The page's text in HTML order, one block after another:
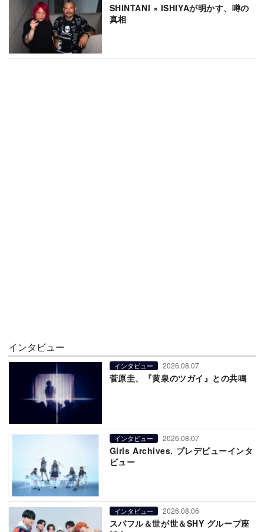
SHINTANI × ISHIYAが明かす、噂の
真相
インタビュー
インタビュー 2026.08.07
菅原圭、『黄泉のツガイ』との共鳴
インタビュー 2026.08.07
Girls Archives. プレデビューインタ
ビュー
インタビュー 2026.08.06
スパフル＆世が世＆SHY グループ座